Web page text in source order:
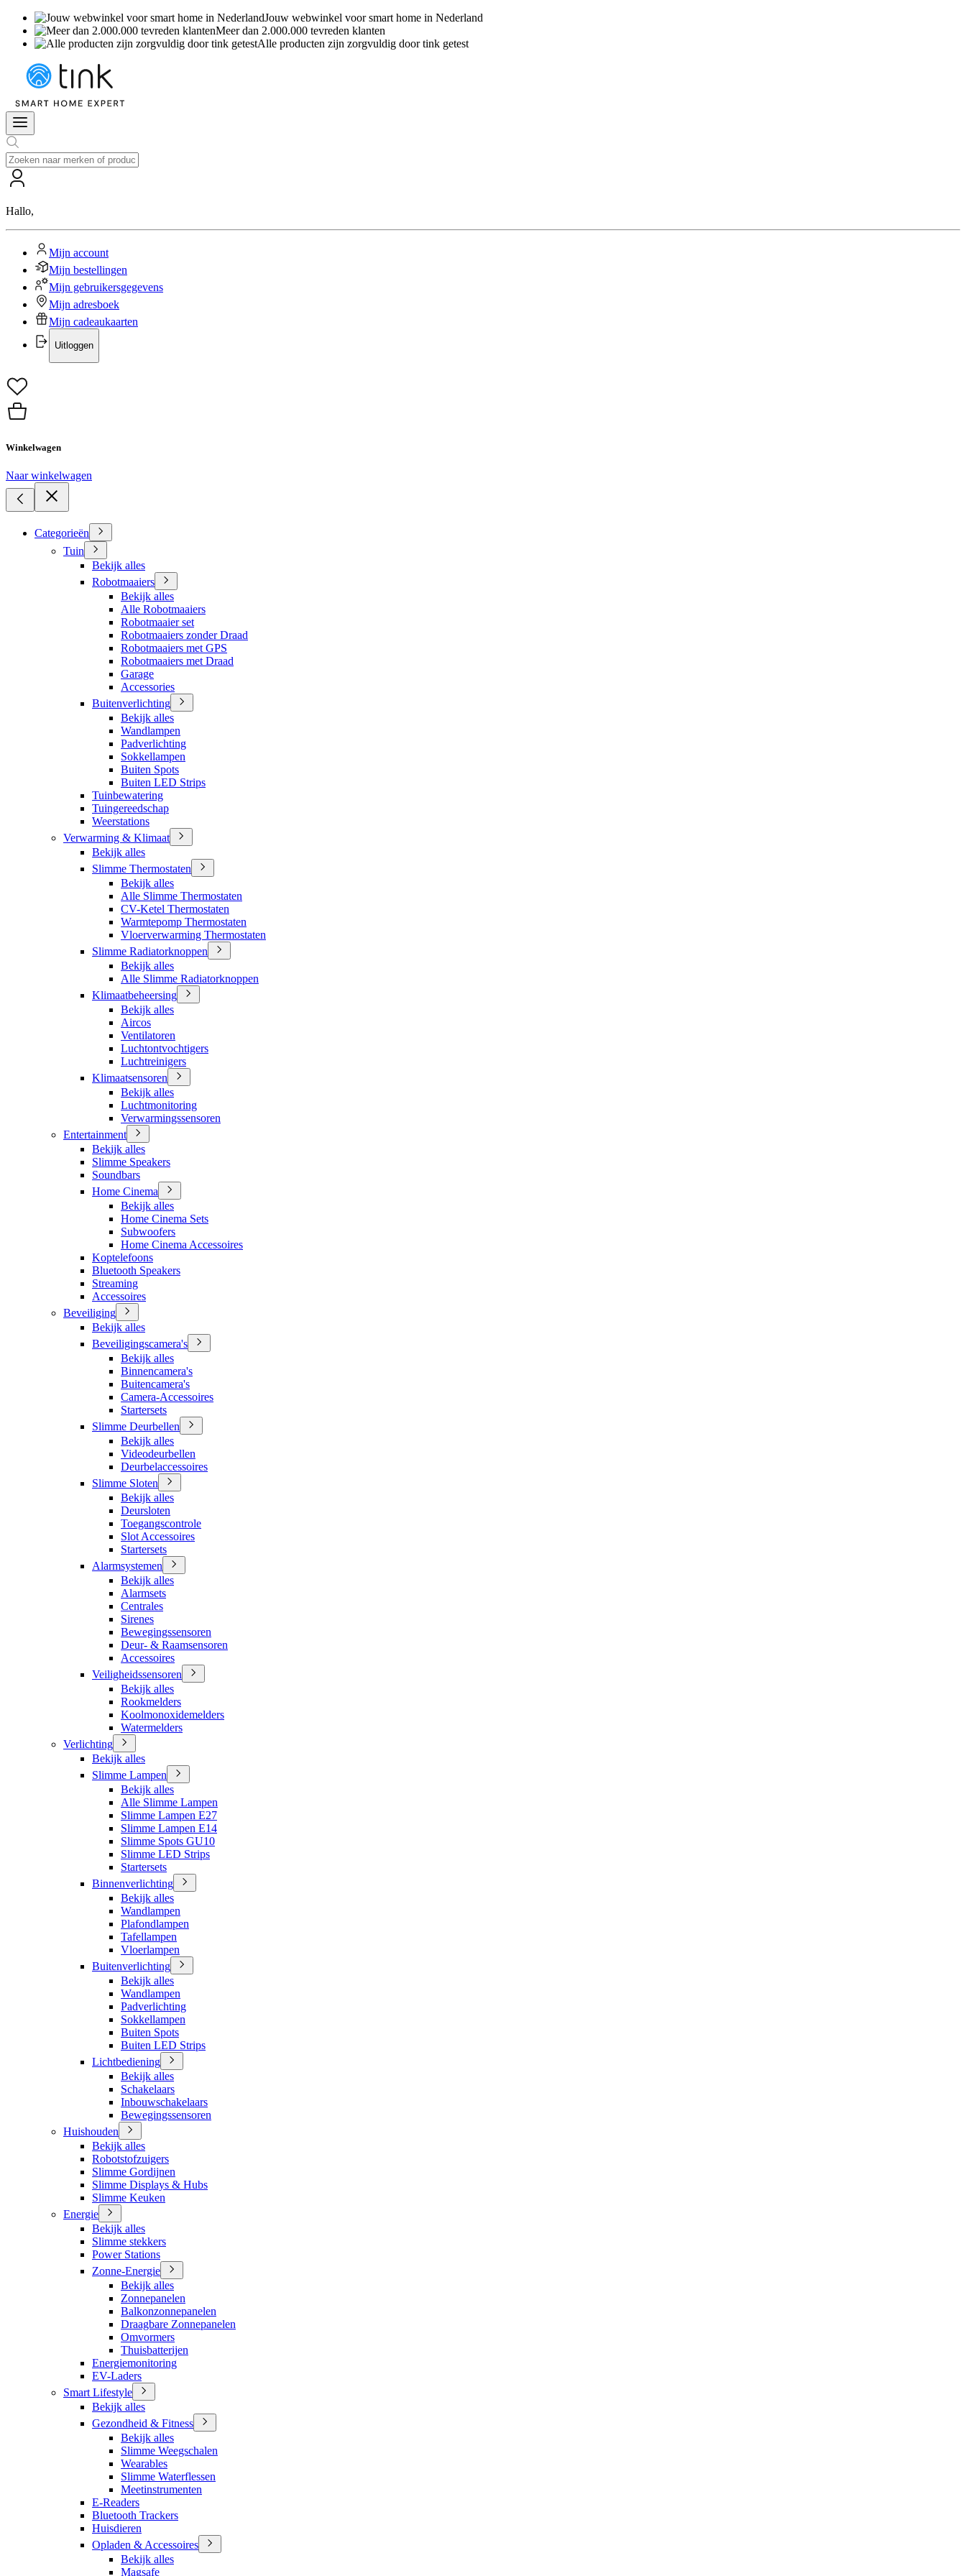
Jouw webwinkel voor smart home in Nederland
Meer dan 2.000.000 tevreden klanten
Alle producten zijn zorgvuldig door tink getest
Hallo,
Mijn account
Mijn bestellingen
Mijn gebruikersgegevens
Mijn adresboek
Mijn cadeaukaarten
Uitloggen
Winkelwagen
Naar winkelwagen
Categorieën
Tuin
Bekijk alles
Robotmaaiers
Bekijk alles
Alle Robotmaaiers
Robotmaaier set
Robotmaaiers zonder Draad
Robotmaaiers met GPS
Robotmaaiers met Draad
Garage
Accessories
Buitenverlichting
Bekijk alles
Wandlampen
Padverlichting
Sokkellampen
Buiten Spots
Buiten LED Strips
Tuinbewatering
Tuingereedschap
Weerstations
Verwarming & Klimaat
Bekijk alles
Slimme Thermostaten
Bekijk alles
Alle Slimme Thermostaten
CV-Ketel Thermostaten
Warmtepomp Thermostaten
Vloerverwarming Thermostaten
Slimme Radiatorknoppen
Bekijk alles
Alle Slimme Radiatorknoppen
Klimaatbeheersing
Bekijk alles
Aircos
Ventilatoren
Luchtontvochtigers
Luchtreinigers
Klimaatsensoren
Bekijk alles
Luchtmonitoring
Verwarmingssensoren
Entertainment
Bekijk alles
Slimme Speakers
Soundbars
Home Cinema
Bekijk alles
Home Cinema Sets
Subwoofers
Home Cinema Accessoires
Koptelefoons
Bluetooth Speakers
Streaming
Accessoires
Beveiliging
Bekijk alles
Beveiligingscamera's
Bekijk alles
Binnencamera's
Buitencamera's
Camera-Accessoires
Startersets
Slimme Deurbellen
Bekijk alles
Videodeurbellen
Deurbelaccessoires
Slimme Sloten
Bekijk alles
Deursloten
Toegangscontrole
Slot Accessoires
Startersets
Alarmsystemen
Bekijk alles
Alarmsets
Centrales
Sirenes
Bewegingssensoren
Deur- & Raamsensoren
Accessoires
Veiligheidssensoren
Bekijk alles
Rookmelders
Koolmonoxidemelders
Watermelders
Verlichting
Bekijk alles
Slimme Lampen
Bekijk alles
Alle Slimme Lampen
Slimme Lampen E27
Slimme Lampen E14
Slimme Spots GU10
Slimme LED Strips
Startersets
Binnenverlichting
Bekijk alles
Wandlampen
Plafondlampen
Tafellampen
Vloerlampen
Buitenverlichting
Bekijk alles
Wandlampen
Padverlichting
Sokkellampen
Buiten Spots
Buiten LED Strips
Lichtbediening
Bekijk alles
Schakelaars
Inbouwschakelaars
Bewegingssensoren
Huishouden
Bekijk alles
Robotstofzuigers
Slimme Gordijnen
Slimme Displays & Hubs
Slimme Keuken
Energie
Bekijk alles
Slimme stekkers
Power Stations
Zonne-Energie
Bekijk alles
Zonnepanelen
Balkonzonnepanelen
Draagbare Zonnepanelen
Omvormers
Thuisbatterijen
Energiemonitoring
EV-Laders
Smart Lifestyle
Bekijk alles
Gezondheid & Fitness
Bekijk alles
Slimme Weegschalen
Wearables
Slimme Waterflessen
Meetinstrumenten
E-Readers
Bluetooth Trackers
Huisdieren
Opladen & Accessoires
Bekijk alles
Magsafe